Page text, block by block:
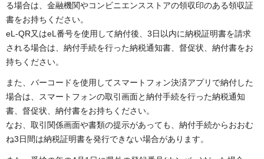
る場合は、金融機関やコンビニエンスストアの領収印のある領収証
書をお持ちください。
eL-QR又はeL番号を使用して納付後、3日以内に納税証明書を請求
される場合は、納付手続を行った納税通知書、督促状、納付書をお
持ちください。
また、バーコードを使用してスマートフォン決済アプリで納付した
場合は、スマートフォンの取引画面と納付手続を行った納税通知
書、督促状、納付書をお持ちください。
なお、取引関係画面や書類の提示があっても、納付手続からおおむ
ね3日間は納税証明書を発行できない場合があります。